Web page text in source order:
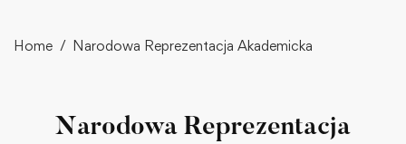
Home Narodowa Reprezentacja Akademicka
Narodowa Reprezentacja